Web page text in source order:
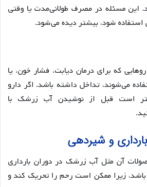
این مسئله در مصرف طولانی‌مدت یا وقتی
استفاده شود، بیشتر دیده می‌شود.
که برای درمان دیابت، فشار خون، یا
می‌شوند، تداخل داشته باشد. اگر دارو
است قبل از نوشیدن آب زرشک با
و شیردهی
آن مثل آب زرشک در دوران بارداری
زیرا ممکن است رحم را تحریک کند و